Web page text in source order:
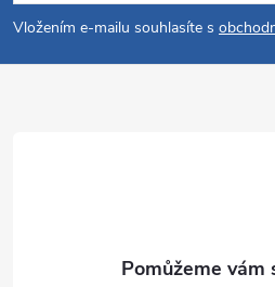
p
a
Vložením e-mailu souhlasíte s